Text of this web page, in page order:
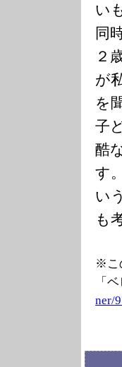
い
同
２
が
を
子
酷
す
い
も
※こ
「
ner/